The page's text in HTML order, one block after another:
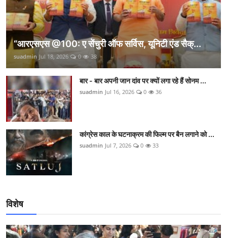
“आरएसएस @100: ए सेंचुरी ऑफ सर्विस, यूनिटी एंड सैक्...
suadmin Jul 18, 2026 0 38
बार - बार अपनी जान दांव पर क्यों लगा रहे हैं सोनम ...
suadmin Jul 16, 2026 0 36
कांग्रेस काल के घटनाक्रम की फिल्म पर बैन लगाने को ...
suadmin Jul 7, 2026 0 33
विशेष